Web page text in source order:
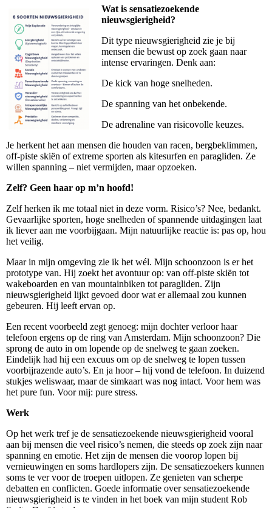
Wat is sensatiezoekende
nieuwsgierigheid?
Dit type nieuwsgierigheid zie je bij
mensen die bewust op zoek gaan naar
intense ervaringen. Denk aan:
De kick van hoge snelheden.
De spanning van het onbekende.
De adrenaline van risicovolle keuzes.
Je herkent het aan mensen die houden van racen, bergbeklimmen,
off-piste skiën of extreme sporten als kitesurfen en paragliden. Ze
willen spanning – niet vermijden, maar opzoeken.
Zelf? Geen haar op m’n hoofd!
Zelf herken ik me totaal niet in deze vorm. Risico’s? Nee, bedankt.
Gevaarlijke sporten, hoge snelheden of spannende uitdagingen laat
ik liever aan me voorbijgaan. Mijn natuurlijke reactie is: pas op, hou
het veilig.
Maar in mijn omgeving zie ik het wél. Mijn schoonzoon is er het
prototype van. Hij zoekt het avontuur op: van off-piste skiën tot
wakeboarden en van mountainbiken tot paragliden. Zijn
nieuwsgierigheid lijkt gevoed door wat er allemaal zou kunnen
gebeuren. Hij leeft ervan op.
Een recent voorbeeld zegt genoeg: mijn dochter verloor haar
telefoon ergens op de ring van Amsterdam. Mijn schoonzoon? Die
sprong de auto in om lopende op de snelweg te gaan zoeken.
Eindelijk had hij een excuus om op de snelweg te lopen tussen
voorbijrazende auto’s. En ja hoor – hij vond de telefoon. In duizend
stukjes weliswaar, maar de simkaart was nog intact. Voor hem was
het pure fun. Voor mij: pure stress.
Werk
Op het werk tref je de sensatiezoekende nieuwsgierigheid vooral
aan bij mensen die veel risico’s nemen, die steeds op zoek zijn naar
spanning en emotie. Het zijn de mensen die voorop lopen bij
vernieuwingen en soms hardlopers zijn. De sensatiezoekers kunnen
soms te ver voor de troepen uitlopen. Ze genieten van scherpe
debatten en conflicten. Goede informatie over sensatiezoekende
nieuwsgierigheid is te vinden in het boek van mijn student Rob